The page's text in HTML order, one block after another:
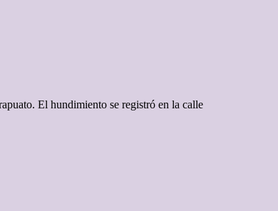
El hundimiento se registró en la calle